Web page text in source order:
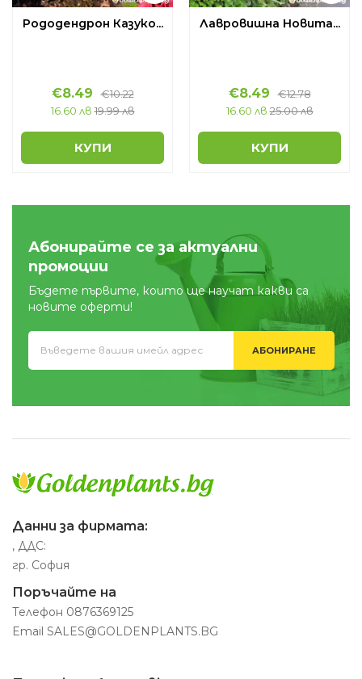
Рододендрон Казуко...
€8.49 €10.22
16.60 лв 19.99 лв
КУПИ
Лавровишна Новита...
€8.49 €12.78
16.60 лв 25.00 лв
КУПИ
Абонирайте се за актуални
промоции
Бъдете първите, които ще научат какви са
новите оферти!
АБОНИРАНЕ
Данни за фирмата:
, ДДС:
гр. София
Поръчайте на
Телефон 0876369125
Email SALES@GOLDENPLANTS.BG